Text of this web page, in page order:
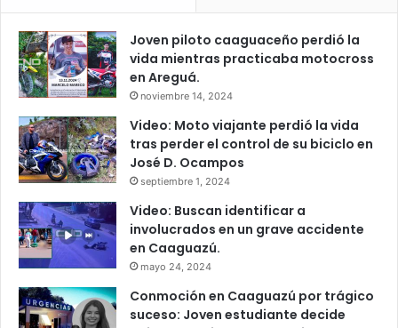
Joven piloto caaguaceño perdió la
vida mientras practicaba motocross
en Areguá.
noviembre 14, 2024
Video: Moto viajante perdió la vida
tras perder el control de su biciclo en
José D. Ocampos
septiembre 1, 2024
Video: Buscan identificar a
involucrados en un grave accidente
en Caaguazú.
mayo 24, 2024
Conmoción en Caaguazú por trágico
suceso: Joven estudiante decide